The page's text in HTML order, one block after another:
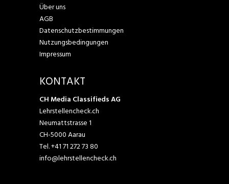
Über uns
AGB
Datenschutzbestimmungen
Nutzungsbedingungen
Impressum
KONTAKT
CH Media Classifieds AG
Lehrstellencheck.ch
Neumattstrasse 1
CH-5000 Aarau
Tel.+41 71 272 73 80
info@lehrstellencheck.ch